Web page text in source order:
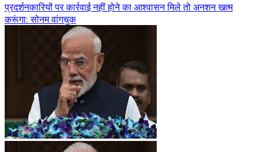
प्रदर्शनकारियों पर कार्रवाई नहीं होने का आश्वासन मिले तो अनशन खत्म
करूंगा: सोनम वांगचुक